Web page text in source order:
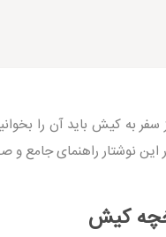
به کیش باید آن را
نوشتار راهنمای جامع و
کیش